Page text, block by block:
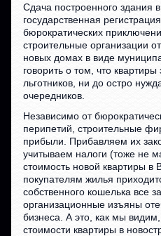
Сдача построенного здания
государственная
бюрократических
строительные организации
новых домах в виде
говорить о том, что
льготников, ни до остро
очередников.
Независимо от
перипетий, строительные
прибыли. Прибавляем их
учитываем налоги (тоже не
стоимость новой квартиры в
покупателям жилья
собственного кошелька все
организационные изъяны
бизнеса. А это, как мы
стоимости квартиры в